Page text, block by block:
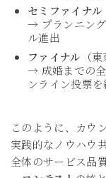
セミファイナル
→ プランニン
ル進出
ファイナル （
→ 成婚までの
ンライン投票
このように、カウ
実践的なノウハウ
全体のサービス品